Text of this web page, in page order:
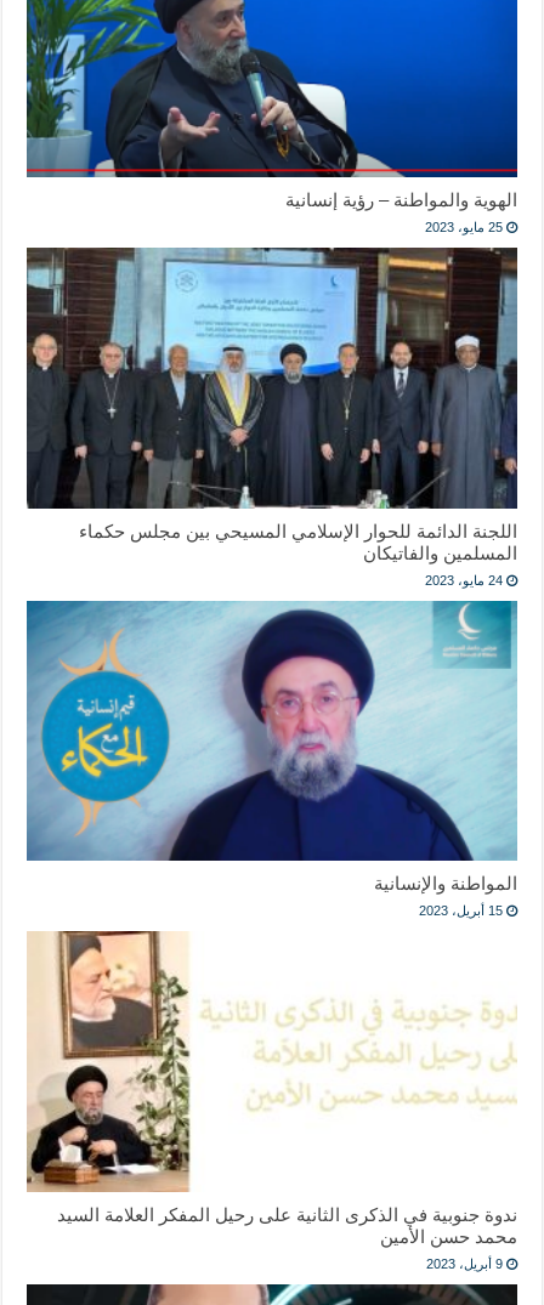
الهوية والمواطنة – رؤية إنسانية
25 مايو، 2023
اللجنة الدائمة للحوار الإسلامي المسيحي بين مجلس حكماء
المسلمين والفاتيكان
24 مايو، 2023
المواطنة والإنسانية
15 أبريل، 2023
ندوة جنوبية في الذكرى الثانية على رحيل المفكر العلامة السيد
محمد حسن الأمين
9 أبريل، 2023